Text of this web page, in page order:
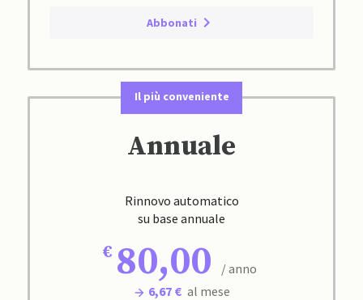
Abbonati
Il più conveniente
Annuale
Rinnovo automatico
su base annuale
80,00
/ anno
6,67 € al mese